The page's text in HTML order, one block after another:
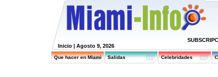
Inicio | Agosto 9, 2026
Que hacer en Miami Salidas Celebridades